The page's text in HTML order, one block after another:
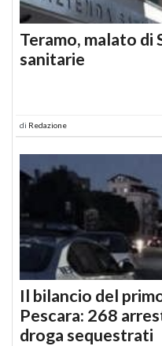
Teramo, malato di
sanitarie
di Redazione
Il bilancio del
Pescara: 268
droga sequestrati